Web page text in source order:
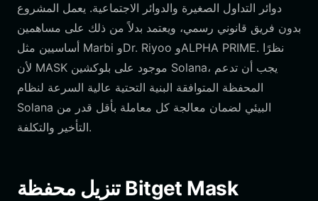
دوائر التداول الصغيرة والدوائر الاجتماعية. يعمل المشروع
بدون فريق قانوني رسمي، ويعتمد بدلاً من ذلك على مساهمين
أساسيين مثل Marbi وDr. Riyoo وALPHA PRIME. نظرًا
لأن MASK موجود على بلوكشين Solana، يجب أن تدعم
المحفظة المتوافقة البنية التحتية عالية السرعة لنظام
Solana البيئي لضمان معالجة كل معاملة بأقل قدر من
التأخير والتكلفة.
تنزيل محفظة Bitget Mask